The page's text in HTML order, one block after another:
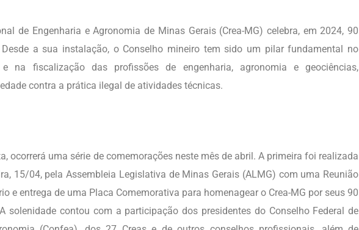
de Engenharia e Agronomia de Minas Gerais (Crea-MG) celebra, em 2024, 90
a sua instalação, o Conselho mineiro tem sido um pilar fundamental no
e na fiscalização das profissões de engenharia, agronomia e geociências,
contra a prática ilegal de atividades técnicas.
ocorrerá uma série de comemorações neste mês de abril. A primeira foi realizada
15/04, pela Assembleia Legislativa de Minas Gerais (ALMG) com uma Reunião
e entrega de uma Placa Comemorativa para homenagear o Crea-MG por seus 90
solenidade contou com a participação dos presidentes do Conselho Federal de